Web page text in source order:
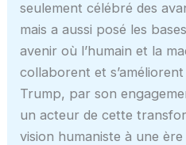
seulement célébré des
mais a aussi posé les
avenir où l’humain et la
collaborent et
Trump, par son
un acteur de cette
vision humaniste à une